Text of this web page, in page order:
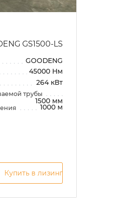
GS1500-LS
GOODENG
45000 Нм
264 кВт
трубы
1500 мм
1000 м
Купить в лизинг